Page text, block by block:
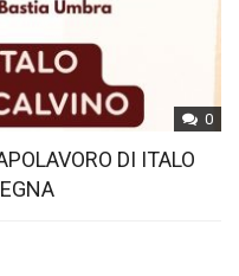
0
DI ITALO